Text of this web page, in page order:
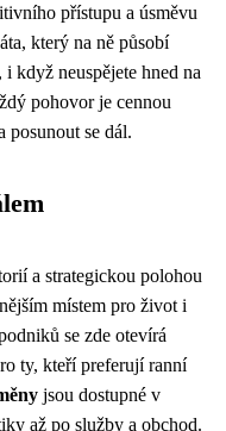
přístupu a úsměvu
který na ně působí
když neuspějete hned na
pohovor je cennou
posunout se dál.
a strategickou polohou
místem pro život i
se zde otevírá
ty, kteří preferují ranní
jsou dostupné v
až po služby a obchod.